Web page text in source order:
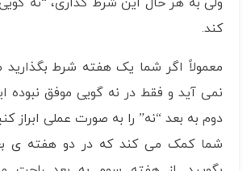
کند.
معمولاً اگر شما یک هفته شرط
نمی آید و فقط در نه گویی موفق نبوده
دوم به بعد “نه” را به صورت عملی ابراز
شما کمک می کند که در دو هفته ی